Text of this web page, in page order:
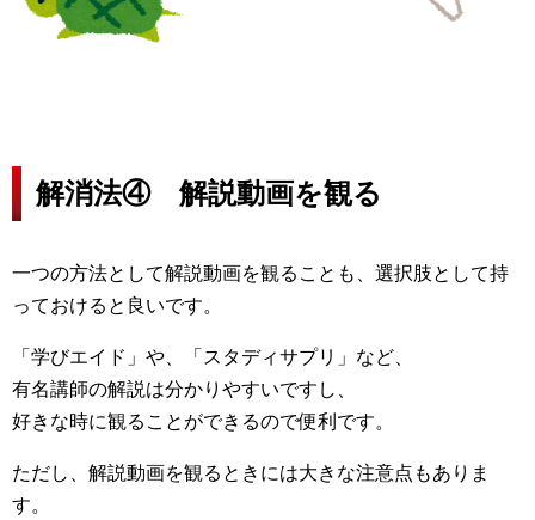
解消法④ 解説動画を観る
一つの方法として解説動画を観ることも、選択肢として持
っておけると良いです。
「学びエイド」や、「スタディサプリ」など、
有名講師の解説は分かりやすいですし、
好きな時に観ることができるので便利です。
ただし、解説動画を観るときには大きな注意点もありま
す。